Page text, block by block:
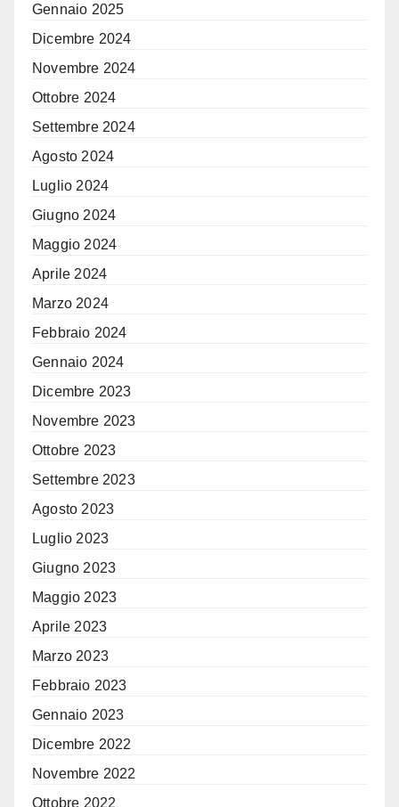
Gennaio 2025
Dicembre 2024
Novembre 2024
Ottobre 2024
Settembre 2024
Agosto 2024
Luglio 2024
Giugno 2024
Maggio 2024
Aprile 2024
Marzo 2024
Febbraio 2024
Gennaio 2024
Dicembre 2023
Novembre 2023
Ottobre 2023
Settembre 2023
Agosto 2023
Luglio 2023
Giugno 2023
Maggio 2023
Aprile 2023
Marzo 2023
Febbraio 2023
Gennaio 2023
Dicembre 2022
Novembre 2022
Ottobre 2022